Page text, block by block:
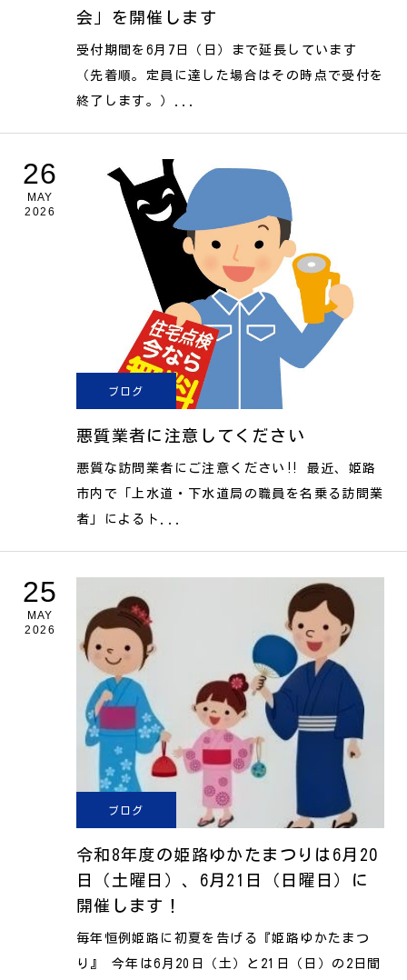
会」を開催します
受付期間を6月7日（日）まで延長しています
（先着順。定員に達した場合はその時点で受付を
終了します。）...
26
MAY
2026
ブログ
悪質業者に注意してください
悪質な訪問業者にご注意ください‼ 最近、姫路
市内で「上水道・下水道局の職員を名乗る訪問業
者」によるト...
25
MAY
2026
ブログ
令和8年度の姫路ゆかたまつりは6月20
日（土曜日）、6月21日（日曜日）に
開催します！
毎年恒例姫路に初夏を告げる『姫路ゆかたまつ
り』 今年は6月20日（土）と21日（日）の2日間